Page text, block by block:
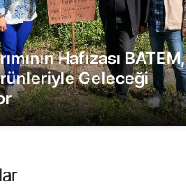
Hafızası BATEM,
Geleceği